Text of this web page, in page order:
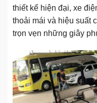
thiết kế hiện đại, xe
thoải mái và hiệu suất
trọn vẹn những giây